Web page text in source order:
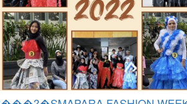
?���?�SMAPARA FASHION
���?�
Tanggal 30 Jun 2022, Dibaca1 kali